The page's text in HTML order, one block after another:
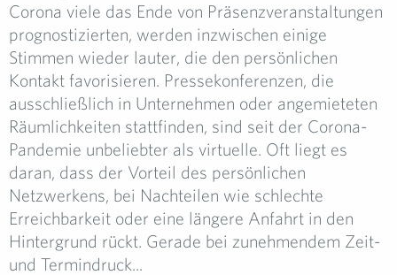
Corona viele das Ende von Präsenzveranstaltungen
prognostizierten, werden inzwischen einige
Stimmen wieder lauter, die den persönlichen
Kontakt favorisieren. Pressekonferenzen, die
ausschließlich in Unternehmen oder angemieteten
Räumlichkeiten stattfinden, sind seit der Corona-
Pandemie unbeliebter als virtuelle. Oft liegt es
daran, dass der Vorteil des persönlichen
Netzwerkens, bei Nachteilen wie schlechte
Erreichbarkeit oder eine längere Anfahrt in den
Hintergrund rückt. Gerade bei zunehmendem Zeit-
und Termindruck...